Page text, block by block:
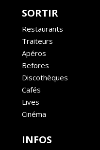
SORTIR
Restaurants
Traiteurs
Apéros
Befores
Discothèques
Cafés
Lives
Cinéma
INFOS